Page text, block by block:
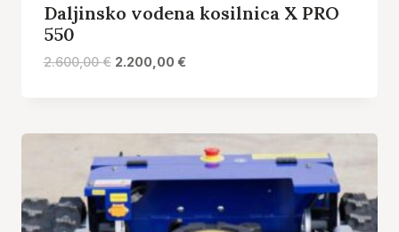
Daljinsko vodena kosilnica X PRO
550
2.600,00€ Izvirna
2.200,00€Trenutna